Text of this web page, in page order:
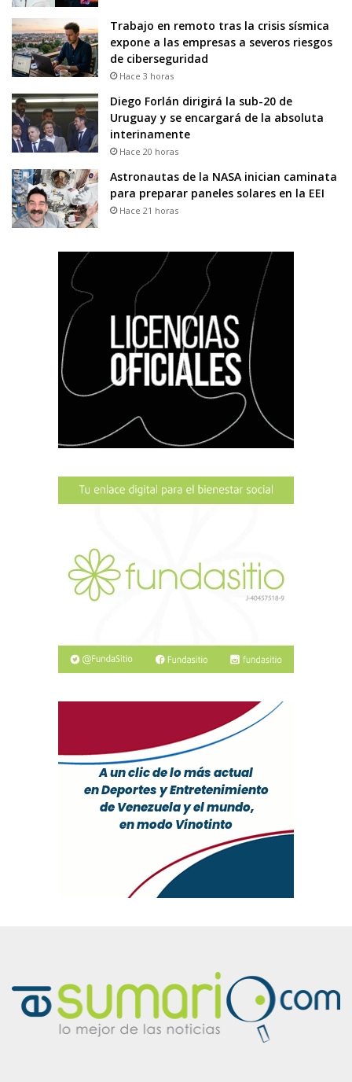
Trabajo en remoto tras la crisis sísmica
expone a las empresas a severos riesgos
de ciberseguridad
Hace 3 horas
Diego Forlán dirigirá la sub-20 de
Uruguay y se encargará de la absoluta
interinamente
Hace 20 horas
Astronautas de la NASA inician caminata
para preparar paneles solares en la EEI
Hace 21 horas